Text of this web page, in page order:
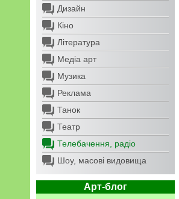
Дизайн
Кіно
Література
Медіа арт
Музика
Реклама
Танок
Театр
Телебачення, радіо
Шоу, масові видовища
Арт-блог